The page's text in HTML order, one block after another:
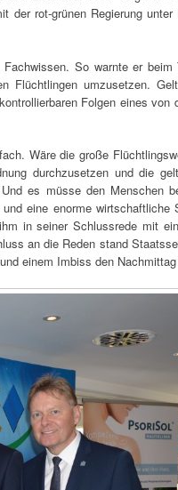
der rot-grünen Regierung
So warnte er
Flüchtlingen umzusetzen.
Folgen eines von
Wäre die große
durchzusetzen und die
es müsse den Menschen
eine enorme
in seiner Schlussrede mit
an die Reden stand
einem Imbiss den